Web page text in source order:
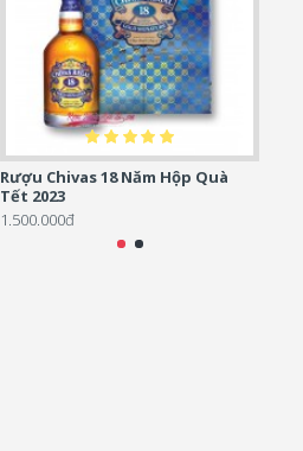
Rượu Chivas 18 Năm Hộp Quà
Tết 2023
1.500.000đ